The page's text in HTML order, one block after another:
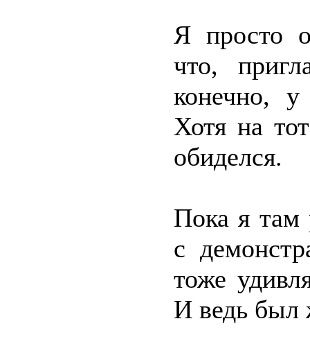
Я просто
что,
конечно,
Хотя на
обиделся.
Пока я там
с
тоже
И ведь был